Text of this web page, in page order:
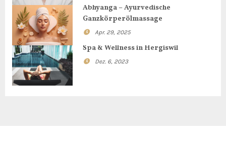
Abhyanga – Ayurvedische
Ganzkörperölmassage
Apr. 29, 2025
Spa & Wellness in Hergiswil
Dez. 6, 2023